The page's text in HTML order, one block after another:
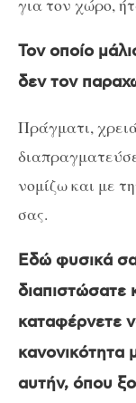
για τον χώρο,
Τον οποίο
δεν τον
Πράγματι,
νομίζω και με
σας.
Εδώ φυσικά
διαπιστώσατε
καταφέρνετε
κανονικότητα
αυτήν, όπου